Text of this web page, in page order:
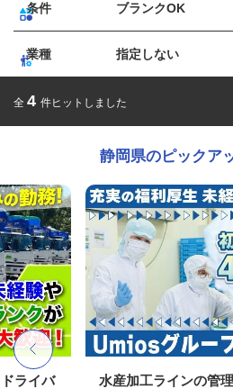
条件 ブランクOK
業種 指定しない
全 4 件ヒットしました
静岡県のピックア
ライバ 水産加工ラインの管